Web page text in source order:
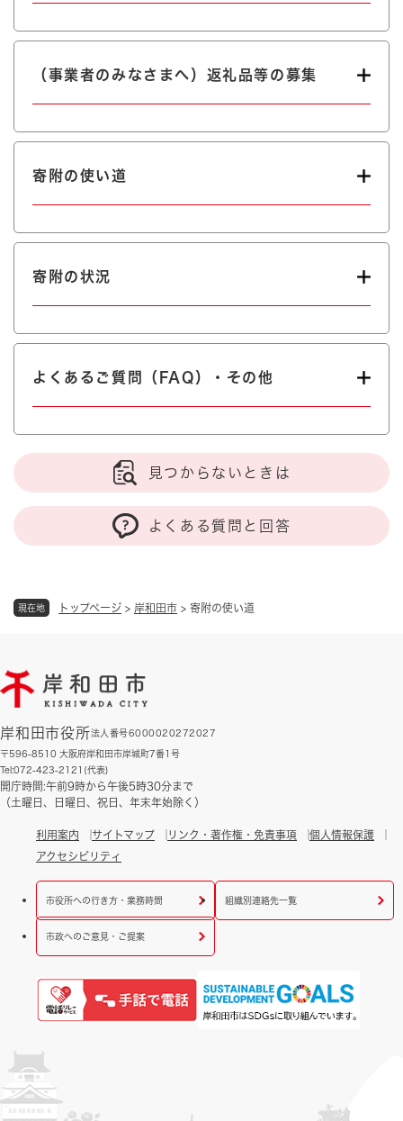
現在地 トップページ > 岸和田市 > 寄附の使い道
（事業者のみなさまへ）返礼品等の募集
寄附の使い道
寄附の状況
よくあるご質問（FAQ）・その他
見つからないときは
よくある質問と回答
岸和田市役所法人番号6000020272027
〒596-8510 大阪府岸和田市岸城町7番1号
Tel:072-423-2121(代表)
開庁時間:午前9時から午後5時30分まで
（土曜日、日曜日、祝日、年末年始除く）
利用案内 サイトマップ リンク・著作権・免責事項
個人情報保護
アクセシビリティ
市役所への行き方・業務時間 組織別連絡先一覧
市政へのご意見・ご提案